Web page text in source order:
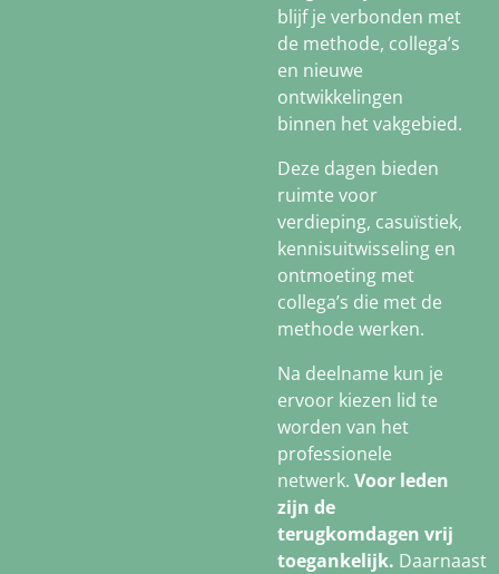
blijf je verbonden met
de methode, collega’s
en nieuwe
ontwikkelingen
binnen het vakgebied.
Deze dagen bieden
ruimte voor
verdieping, casuïstiek,
kennisuitwisseling en
ontmoeting met
collega’s die met de
methode werken.
Na deelname kun je
ervoor kiezen lid te
worden van het
professionele
netwerk. Voor leden
zijn de
terugkomdagen vrij
toegankelijk. Daarnaast